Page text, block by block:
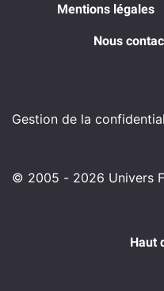
Mentions légales
Nous
Gestion de la
© 2005 - 2026 Univers
Haut